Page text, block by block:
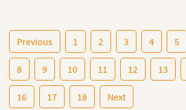
Previous 1 2 3 4 5
8 9 10 11 12 13
16 17 18 Next